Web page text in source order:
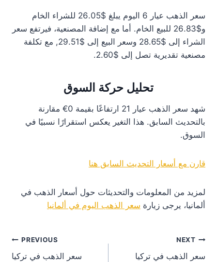
سعر الذهب عيار 6 اليوم يبلغ $26.05 للشراء الخام
و$26.83 للبيع الخام. أما مع إضافة المصنعية، فيرتفع سعر
الشراء إلى $28.65 وسعر البيع إلى $29.51, مع تكلفة
مصنعية تقديرية تصل إلى $2.60.
تحليل حركة السوق
شهد سعر الذهب عيار 21 ارتفاعًا بقيمة 0€ مقارنة
بالتحديث السابق. هذا التغير يعكس استقرارًا نسبيًا في
السوق.
قارن مع أسعار التحديث السابق هنا
لمزيد من المعلومات والتحديثات حول أسعار الذهب في
ألمانيا، يرجى زيارة سعر الذهب اليوم في ألمانيا
PREVIOUS
سعر الذهب في تركيا
NEXT
سعر الذهب في تركيا